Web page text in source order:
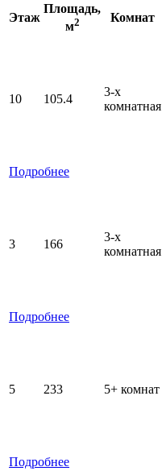
Этаж
Площадь,
м2 Комнат
10 105.4
3-x
комнатная
Подробнее
3 166
3-x
комнатная
Подробнее
5 233 5+ комнат
Подробнее